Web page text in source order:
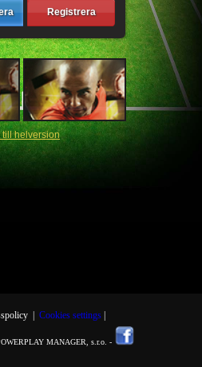
Registrera
till helversion
| Cookies settings
MANAGER, s.r.o. -